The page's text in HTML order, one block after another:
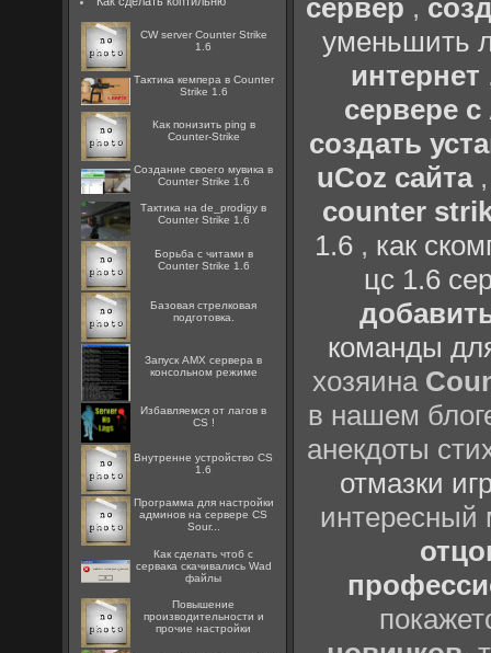
CW server Counter Strike
1.6
Тактика кемпера в Counter
Strike 1.6
Как понизить ping в
Counter-Strike
Создание своего мувика в
Counter Strike 1.6
Тактика на de_prodigy в
Counter Strike 1.6
Борьба с читами в
Counter Strike 1.6
Базовая стрелковая
подготовка.
Запуск AMX сервера в
консольном режиме
Избавляемся от лагов в
CS !
Внутренне устройство CS
1.6
Программа для настройки
админов на сервере CS
Sour...
Как сделать чтоб с
сервака скачивались Wad
файлы
Повышение
производительности и
прочие настройки
сервер ,
уменьшить
интернет
сервере
создать
uCoz сайта
counter
1.6, как
цс 1.6
команды
хозяина
в нашем
анекдоты
отмазки
интересный